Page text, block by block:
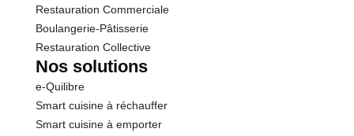
Restauration Commerciale
Boulangerie-Pâtisserie
Restauration Collective
Nos solutions
e-Quilibre
Smart cuisine à réchauffer
Smart cuisine à emporter